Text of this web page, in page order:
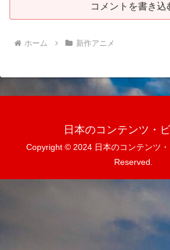
コメントを書き込
ホーム 新作アニメ
日本のコンテンツ・
Copyright © 2024 日本のコンテンツ
Reserved.